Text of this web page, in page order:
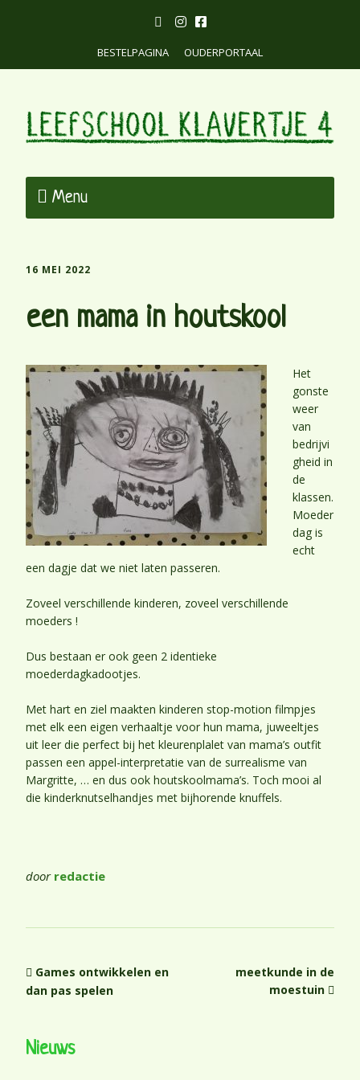
BESTELPAGINA OUDERPORTAAL
Menu
16 MEI 2022
een mama in houtskool
Het
gonste
weer
van
bedrijvi
gheid in
de
klassen.
Moeder
dag is
echt
een dagje dat we niet laten passeren.
Zoveel verschillende kinderen, zoveel verschillende
moeders !
Dus bestaan er ook geen 2 identieke
moederdagkadootjes.
Met hart en ziel maakten kinderen stop-motion filmpjes
met elk een eigen verhaaltje voor hun mama, juweeltjes
uit leer die perfect bij het kleurenplalet van mama’s outfit
passen een appel-interpretatie van de surrealisme van
Margritte, … en dus ook houtskoolmama’s. Toch mooi al
die kinderknutselhandjes met bijhorende knuffels.
door redactie
Games ontwikkelen en
dan pas spelen
meetkunde in de
moestuin
Nieuws